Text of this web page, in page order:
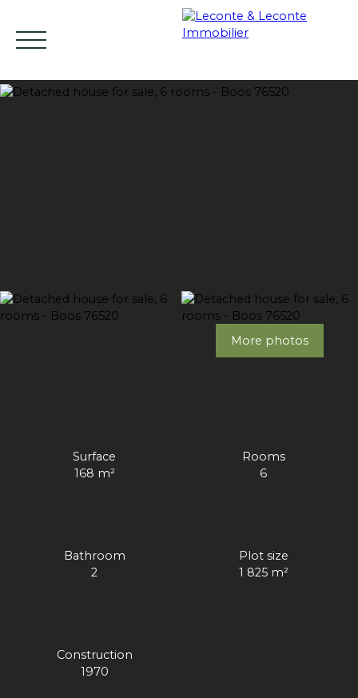
More photos
Surface
168 m²
Rooms
6
Bathroom
2
Plot size
1 825 m²
Construction
1970